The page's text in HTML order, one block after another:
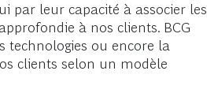
par leur capacité à associer les
à nos clients. BCG
technologies ou encore la
clients selon un modèle